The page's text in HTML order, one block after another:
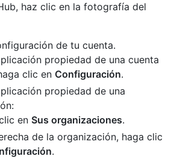
haz clic en la fotografía del
de tu cuenta.
propiedad de una cuenta
clic en Configuración.
propiedad de una
en Sus organizaciones.
de la organización, haga clic
.